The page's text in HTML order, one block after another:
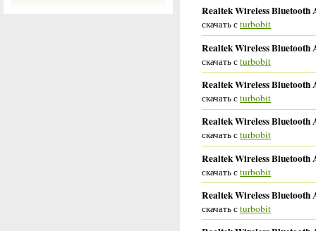
Realtek Wireless Bluetooth
скачать сturbobit
Realtek Wireless
скачать сturbobit
Realtek Wireless Bluetooth
скачать сturbobit
Realtek Wireless
скачать сturbobit
Realtek Wireless Bluetooth
скачать сturbobit
Realtek Wireless Bluetooth
скачать сturbobit